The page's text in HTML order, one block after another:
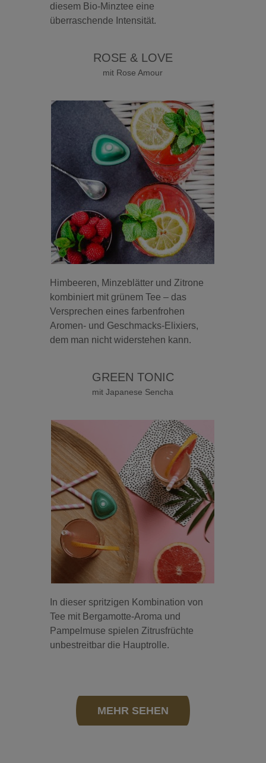
diesem Bio-Minztee eine
überraschende Intensität.
ROSE & LOVE
mit Rose Amour
Himbeeren, Minzeblätter und Zitrone
kombiniert mit grünem Tee – das
Versprechen eines farbenfrohen
Aromen- und Geschmacks-Elixiers,
dem man nicht widerstehen kann.
GREEN TONIC
mit Japanese Sencha
In dieser spritzigen Kombination von
Tee mit Bergamotte-Aroma und
Pampelmuse spielen Zitrusfrüchte
unbestreitbar die Hauptrolle.
MEHR SEHEN